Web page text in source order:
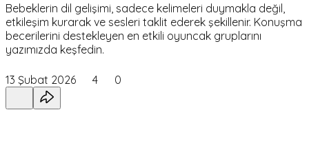
Bebeklerin dil gelişimi, sadece kelimeleri duymakla değil,
etkileşim kurarak ve sesleri taklit ederek şekillenir. Konuşma
becerilerini destekleyen en etkili oyuncak gruplarını
yazımızda keşfedin.
13 Şubat 2026 4 0